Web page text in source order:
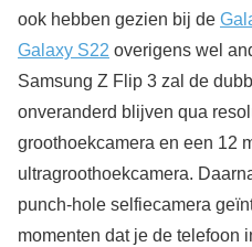
ook hebben gezien bij de
Galaxy S22 overigens wel
Samsung Z Flip 3 zal de
onveranderd blijven qua
groothoekcamera en een 12
ultragroothoekcamera.
punch-hole selfiecamera
momenten dat je de telefoon